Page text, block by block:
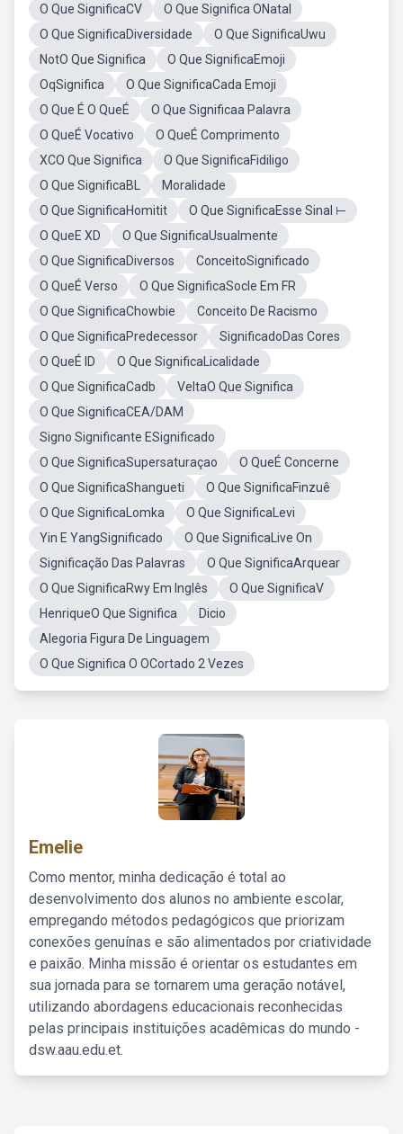
O Que SignificaCV
O Que Significa ONatal
O Que SignificaDiversidade
O Que SignificaUwu
NotO Que Significa
O Que SignificaEmoji
OqSignifica
O Que SignificaCada Emoji
O Que É O QueÉ
O Que Significaa Palavra
O QueÉ Vocativo
O QueÉ Comprimento
XCO Que Significa
O Que SignificaFidiligo
O Que SignificaBL
Moralidade
O Que SignificaHomitit
O Que SignificaEsse Sinal ⊢
O QueE XD
O Que SignificaUsualmente
O Que SignificaDiversos
ConceitoSignificado
O QueÉ Verso
O Que SignificaSocle Em FR
O Que SignificaChowbie
Conceito De Racismo
O Que SignificaPredecessor
SignificadoDas Cores
O QueÉ ID
O Que SignificaLicalidade
O Que SignificaCadb
VeltaO Que Significa
O Que SignificaCEA/DAM
Signo Significante ESignificado
O Que SignificaSupersaturaçao
O QueÉ Concerne
O Que SignificaShangueti
O Que SignificaFinzuê
O Que SignificaLomka
O Que SignificaLevi
Yin E YangSignificado
O Que SignificaLive On
Significação Das Palavras
O Que SignificaArquear
O Que SignificaRwy Em Inglês
O Que SignificaV
HenriqueO Que Significa
Dicio
Alegoria Figura De Linguagem
O Que Significa O OCortado 2 Vezes
Emelie
Como mentor, minha dedicação é total ao
desenvolvimento dos alunos no ambiente escolar,
empregando métodos pedagógicos que priorizam
conexões genuínas e são alimentados por criatividade
e paixão. Minha missão é orientar os estudantes em
sua jornada para se tornarem uma geração notável,
utilizando abordagens educacionais reconhecidas
pelas principais instituições acadêmicas do mundo -
dsw.aau.edu.et.